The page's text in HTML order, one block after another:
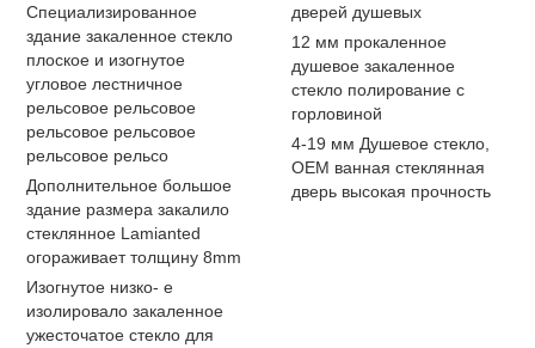
Специализированное
здание закаленное стекло
плоское и изогнутое
угловое лестничное
рельсовое рельсовое
рельсовое рельсовое
рельсовое рельсо
Дополнительное большое
здание размера закалило
стеклянное Lamianted
огораживает толщину 8mm
Изогнутое низко- е
изолировало закаленное
ужесточатое стекло для
дверей душевых
12 мм прокаленное
душевое закаленное
стекло полирование с
горловиной
4-19 мм Душевое стекло,
OEM ванная стеклянная
дверь высокая прочность